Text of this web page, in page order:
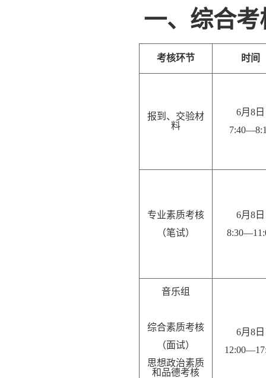
一、综合考
考核环节 时间
报到、交验材
料
6月 8日
7:40—8:
专业素质考核
（笔试）
6月 8日
8:3
音乐组
综合素质考核
（面试）
思想政治素质
和品德考核
6月 8日
12:00—1 7